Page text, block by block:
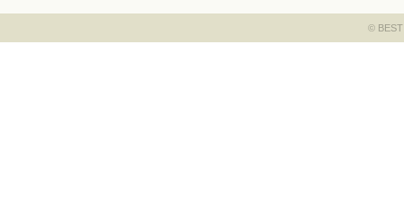
© BEST